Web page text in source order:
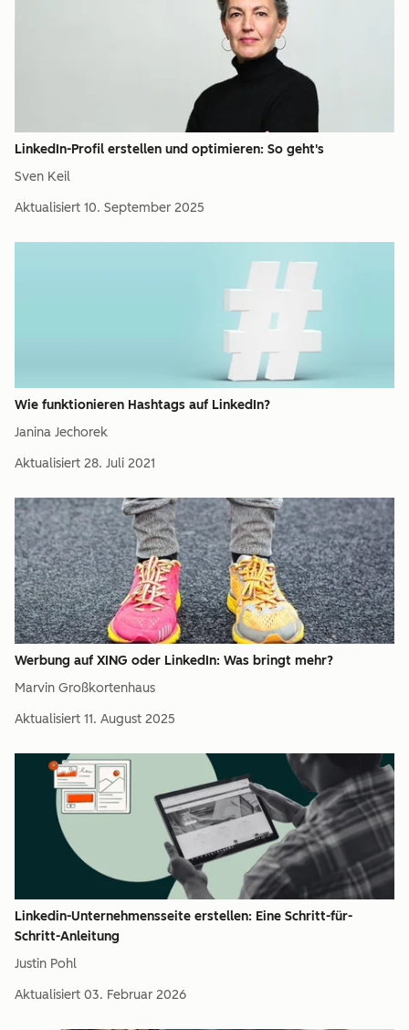
LinkedIn-Profil erstellen und optimieren: So geht's
Sven Keil
Aktualisiert 10. September 2025
Wie funktionieren Hashtags auf LinkedIn?
Janina Jechorek
Aktualisiert 28. Juli 2021
Werbung auf XING oder LinkedIn: Was bringt mehr?
Marvin Großkortenhaus
Aktualisiert 11. August 2025
Linkedin-Unternehmensseite erstellen: Eine Schritt-für-
Schritt-Anleitung
Justin Pohl
Aktualisiert 03. Februar 2026